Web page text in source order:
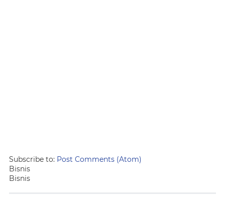
Subscribe to: Post Comments (Atom)
Bisnis
Bisnis